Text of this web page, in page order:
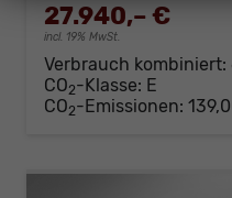
27.940,– €
incl. 19% MwSt.
Verbrauch kombiniert:
CO2-Klasse: E
CO2-Emissionen: